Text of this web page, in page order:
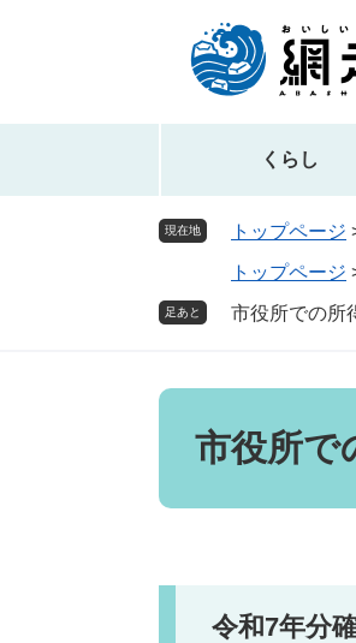
先
を
くらし
現在地 トップページ
トップページ
足あと 市役所での所
本
市役所で
令和7年分